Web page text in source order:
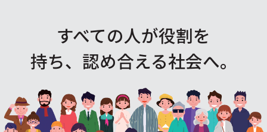
すべての人が役割を
持ち、認め合える社会へ。